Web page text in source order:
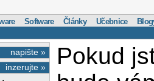
Software Články Učebnice
napište »
inzerujte »
Pokud